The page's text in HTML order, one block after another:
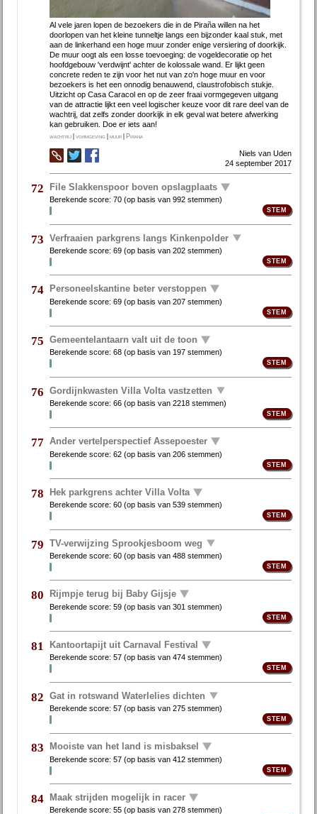
Al vele jaren lopen de bezoekers die in de Piraña willen na het
doorlopen van het kleine tunneltje langs een bijzon­der kaal stuk, met
aan de linker­hand een hoge muur zonder enige versie­ring of doorkijk.
De muur oogt als een losse toevoeging: de vo­gel­deco­ratie op het
hoofd­gebouw 'verdwijnt' achter de kolossale wand. Er lijkt geen
concrete reden te zijn voor het nut van zo'n hoge muur en voor
bezoekers is het een onnodig be­nauwend, claustro­fo­bisch stukje.
Uitzicht op Casa Caracol en op de zeer fraai vorm­gegeven uitgang
van de attractie lijkt een veel logischer keuze voor dit rare deel van de
wachtrij, dat zelfs zonder doorkijk in elk geval wat betere afwer­king
kan gebruiken. Doe er iets aan!
wachtrij |vormgeving |muur Pirana
Niels van Uden
24 september 2017
72 File Slakkenspoor boven opslagplaats
Berekende score:70 (op basis van992 stemmen)
73 Verfraaien parkgrens langs Kinkenpolder
Berekende score:69 (op basis van202 stemmen)
74 Personeelskantine beter verstoppen
Berekende score:69 (op basis van207 stemmen)
75 Gemeentelantaarn valt uit de toon
Berekende score:68 (op basis van 197 stemmen)
76 Gordijnkwasten Villa Volta vastzetten
Berekende score:66 (op basis van2218 stemmen)
77 Ander vertelperspectief Assepoester
Berekende score:62 (op basis van206 stemmen)
78 Hek parkgrens achter Villa Volta
Berekende score:60 (op basis van539 stemmen)
79 TV-verwijzing Sprookjesboom weg
Berekende score:60 (op basis van488 stemmen)
80 Rijmpje terug bij Baby Gijsje
Berekende score:59 (op basis van301 stemmen)
81 Kantoortapijt uit Carnaval Festival
Berekende score:57 (op basis van474 stemmen)
82 Gat in rotswand Waterlelies dichten
Berekende score:57 (op basis van275 stemmen)
83 Mooiste van het land is misbaksel
Berekende score:57 (op basis van412 stemmen)
84 Maak strijden mogelijk in racer
Berekende score:55 (op basis van278 stemmen)